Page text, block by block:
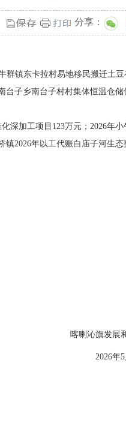
分享：
群镇东卡拉村易地移民搬迁土
台子乡南台子村村集体恒温仓储
深加工项目123万元；2026年
2026年以工代赈白庙子河生态
喀喇沁旗发展
2026年